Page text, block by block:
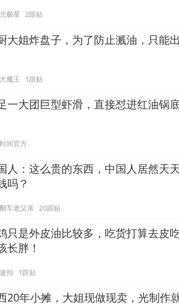
极星 2跟贴
大姐炸盘子，为了防止溅油，只能
魔王 1跟贴
一大团巨型虾滑，直接怼进红油锅
间官方
人：这么贵的东西，中国人居然天
吗？
车老父亲 20跟贴
只是外皮油比较多，吃货打算去皮
长胖！
拍 1跟贴
20年小摊，大姐现做现卖，光制作